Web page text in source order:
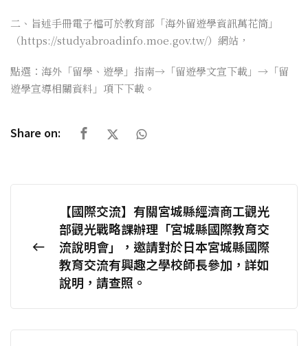
二、旨述手冊電子檔可於教育部「海外留遊學資訊萬花筒」
（https://studyabroadinfo.moe.gov.tw/）網站，
點選：海外「留學、遊學」指南→「留遊學文宣下載」→「留
遊學宣導相關資料」項下下載。
Share on:
【國際交流】有關宮城縣經濟商工觀光
部觀光戰略課辦理「宮城縣國際教育交
流說明會」，邀請對於日本宮城縣國際
教育交流有興趣之學校師長參加，詳如
說明，請查照。